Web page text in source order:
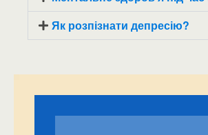
Як розпізнати депресію?